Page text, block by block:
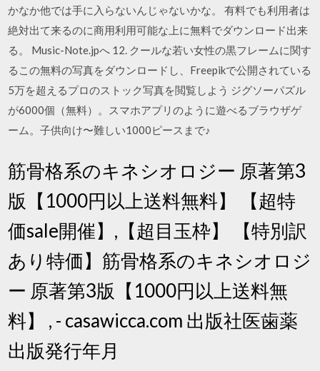
かなか他では手に入らないんじゃないかな。 有料でも利用者は
絶対出て来るのに商用利用可能な上に無料でダウンロード出来
る。 Music-Note.jpへ 12. クールな若い女性の黒フレームに関す
るこの無料の写真をダウンロードし、Freepikで公開されている
5万を超えるプロのストック写真を閲覧しよう ジグソーパズル
が6000個（無料）。スマホアプリのように遊べるブラウザゲ
ーム。子供向け〜難しい1000ピースまで♪
筋骨格系のキネシオロジー 原著第3
版【1000円以上送料無料】 【超特
価sale開催】,【超目玉枠】 【特別訳
あり特価】筋骨格系のキネシオロジ
ー 原著第3版【1000円以上送料無
料】 , - casawicca.com 出版社医歯薬
出版発行年月